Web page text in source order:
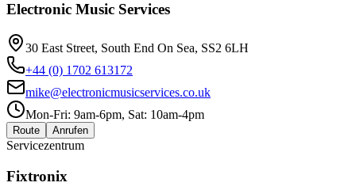
Electronic Music Services
30 East Street, South End On Sea, SS2 6LH
+44 (0) 1702 613172
mike@electronicmusicservices.co.uk
Mon-Fri: 9am-6pm, Sat: 10am-4pm
Route Anrufen
Servicezentrum
Fixtronix